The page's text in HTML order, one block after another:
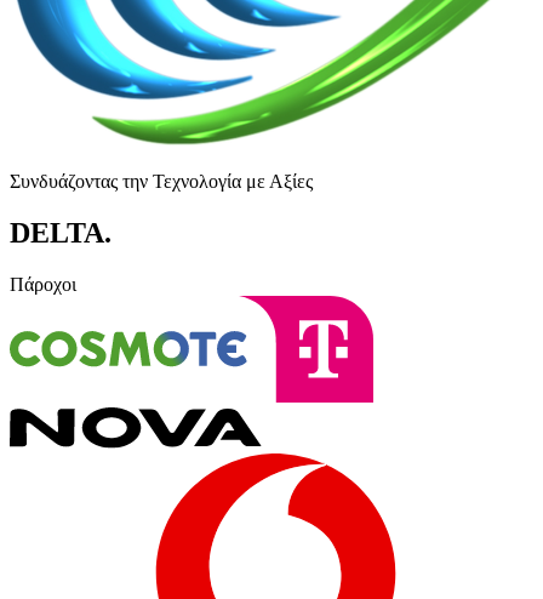
Συνδυάζοντας την Τεχνολογία με Αξίες
DELTA.
Πάροχοι